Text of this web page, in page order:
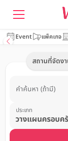
Event แพ็คเกจ
สถานที่จัดง
คำค้นหา (ถ้ามี)
ประเภท